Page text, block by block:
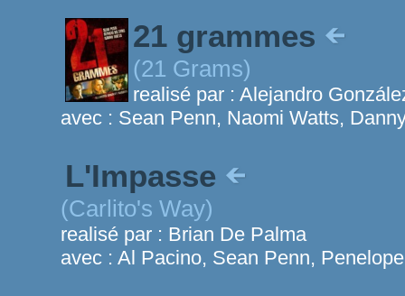
21 grammes
(21 Grams)
realisé par : Alejandro
avec : Sean Penn, Naomi Watts,
L'Impasse
(Carlito's Way)
realisé par : Brian De Palma
avec : Al Pacino, Sean Penn,